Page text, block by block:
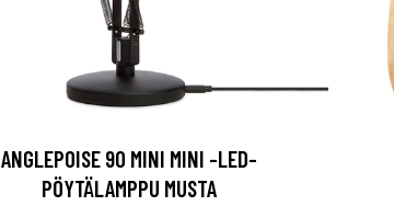
ANGLEPOISE 90 MINI MINI -LED-
PÖYTÄLAMPPU MUSTA